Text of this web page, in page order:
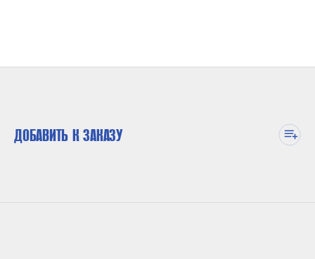
ДОБАВИТЬ К ЗАКАЗУ